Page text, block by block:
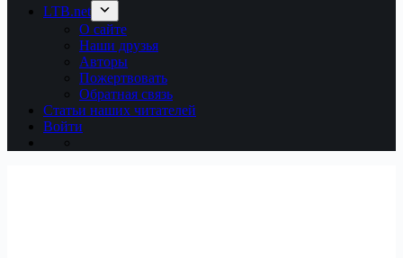
LTB.net
О сайте
Наши друзья
Авторы
Пожертвовать
Обратная связь
Статьи наших читателей
Войти